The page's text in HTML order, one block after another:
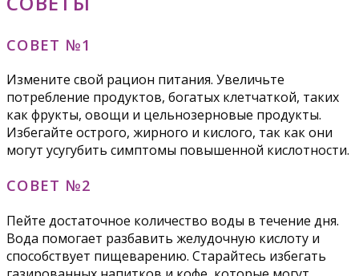
СОВЕТ №1
Измените свой рацион питания. Увеличьте
потребление продуктов, богатых клетчаткой, таких
как фрукты, овощи и цельнозерновые продукты.
Избегайте острого, жирного и кислого, так как они
могут усугубить симптомы повышенной кислотности.
СОВЕТ №2
Пейте достаточное количество воды в течение дня.
Вода помогает разбавить желудочную кислоту и
способствует пищеварению. Старайтесь избегать